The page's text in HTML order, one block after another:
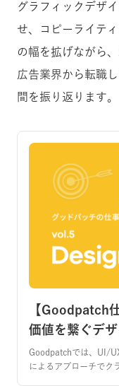
グラフィックデザ
せ、コピーライテ
の幅を拡げながら
広告業界から転職
間を振り返ります。
【Goodpatch
価値を繋ぐデ
Goodpatchでは、UI/
によるアプローチでク